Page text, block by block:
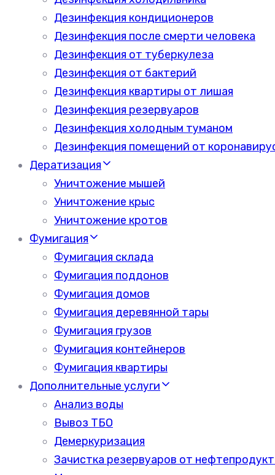
Дезинфекция кондиционеров
Дезинфекция после смерти человека
Дезинфекция от туберкулеза
Дезинфекция от бактерий
Дезинфекция квартиры от лишая
Дезинфекция резервуаров
Дезинфекция холодным туманом
Дезинфекция помещений от
Дератизация
Уничтожение мышей
Уничтожение крыс
Уничтожение кротов
Фумигация
Фумигация склада
Фумигация поддонов
Фумигация домов
Фумигация деревянной тары
Фумигация грузов
Фумигация контейнеров
Фумигация квартиры
Дополнительные услуги
Анализ воды
Вывоз ТБО
Демеркуризация
Зачистка резервуаров от